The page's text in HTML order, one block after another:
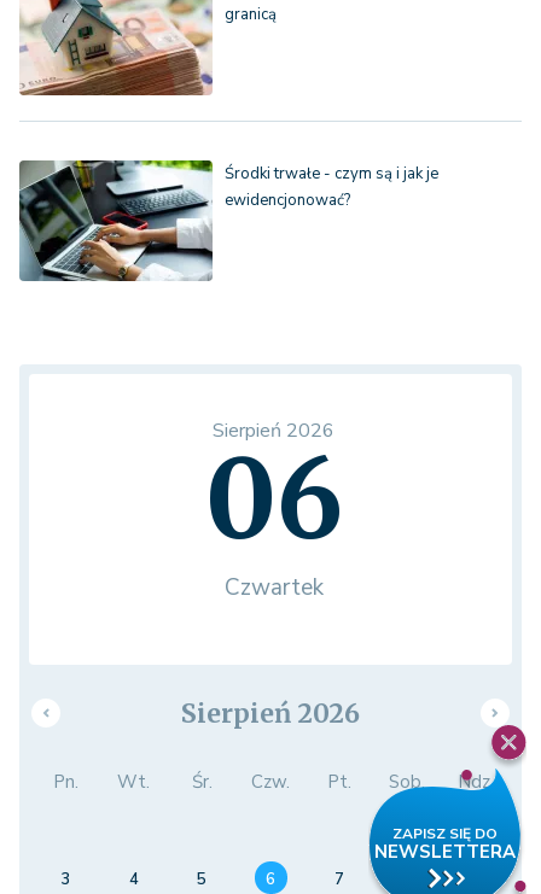
granicą
Środki trwałe - czym są i jak je
ewidencjonować?
Sierpień 2026
06
Czwartek
Sierpień 2026
Pn. Wt. Śr. Czw. Pt. Sob. Ndz.
1
2
3
4 5 6 7